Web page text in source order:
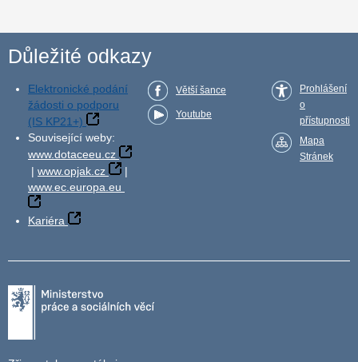
Důležité odkazy
Elektronické podání
žádosti o podporu
(IS KP21+)
Související weby:
www.dotaceeu.cz
| www.opjak.cz
|
www.ec.europa.eu
Kariéra
Větší šance
Youtube
Prohlášení
o
přístupnosti
Mapa
Stránek